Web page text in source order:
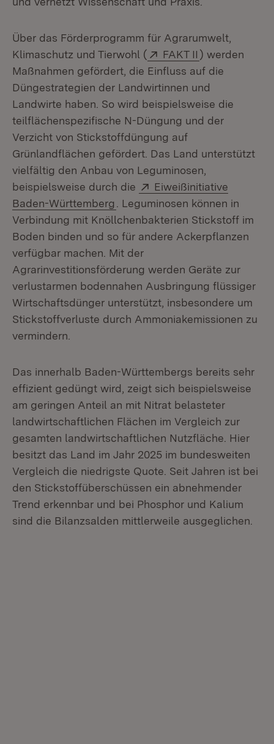
Über das Förderprogramm für Agrarumwelt,
Klimaschutz und Tierwohl (
Extern:
FAKT II (Öffnet in
) werden
Maßnahmen gefördert, die Einfluss auf die
Düngestrategien der Landwirtinnen und
Landwirte haben. So wird beispielsweise die
teilflächenspezifische N-Düngung und der
Verzicht von Stickstoffdüngung auf
Grünlandflächen gefördert. Das Land unterstützt
vielfältig den Anbau von Leguminosen,
beispielsweise durch die
Extern:
Eiweißinitiative
Baden-Württemberg (Öffnet in neuem Fenster)
. Leguminosen können in
Verbindung mit Knöllchenbakterien Stickstoff im
Boden binden und so für andere Ackerpflanzen
verfügbar machen. Mit der
Agrarinvestitionsförderung werden Geräte zur
verlustarmen bodennahen Ausbringung flüssiger
Wirtschaftsdünger unterstützt, insbesondere um
Stickstoffverluste durch Ammoniakemissionen zu
vermindern.
Das innerhalb Baden-Württembergs bereits sehr
effizient gedüngt wird, zeigt sich beispielsweise
am geringen Anteil an mit Nitrat belasteter
landwirtschaftlichen Flächen im Vergleich zur
gesamten landwirtschaftlichen Nutzfläche. Hier
besitzt das Land im Jahr 2025 im bundesweiten
Vergleich die niedrigste Quote. Seit Jahren ist bei
den Stickstoffüberschüssen ein abnehmender
Trend erkennbar und bei Phosphor und Kalium
sind die Bilanzsalden mittlerweile ausgeglichen.